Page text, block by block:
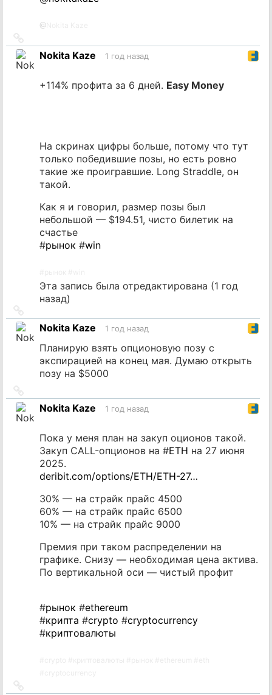
@
на
источник
Nokita Kaze 1 год назад
+114% профита за 6 дней. Easy Money
На скринах цифры больше, потому что тут
только победившие позы, но есть ровно
такие же проигравшие. Long Straddle, он
такой.
Как я и говорил, размер позы был
небольшой — $194.51, чисто билетик на
счастье
#рынок #win
Эта запись была отредактирована (1 год
назад)
на
источник
Nokita Kaze 1 год назад
Планирую взять опционовую позу с
экспирацией на конец мая. Думаю открыть
позу на $5000
на
источник
Nokita Kaze 1 год назад
Пока у меня план на закуп оционов такой.
Закуп CALL-опционов на #ETH на 27 июня
2025.
deribit.com/options/ETH/ETH-27…
30% — на страйк прайс 4500
60% — на страйк прайс 6500
10% — на страйк прайс 9000
Премия при таком распределении на
графике. Снизу — необходимая цена актива.
По вертикальной оси — чистый профит
#рынок #ethereum
#крипта #crypto #cryptocurrency
#криптовалюты